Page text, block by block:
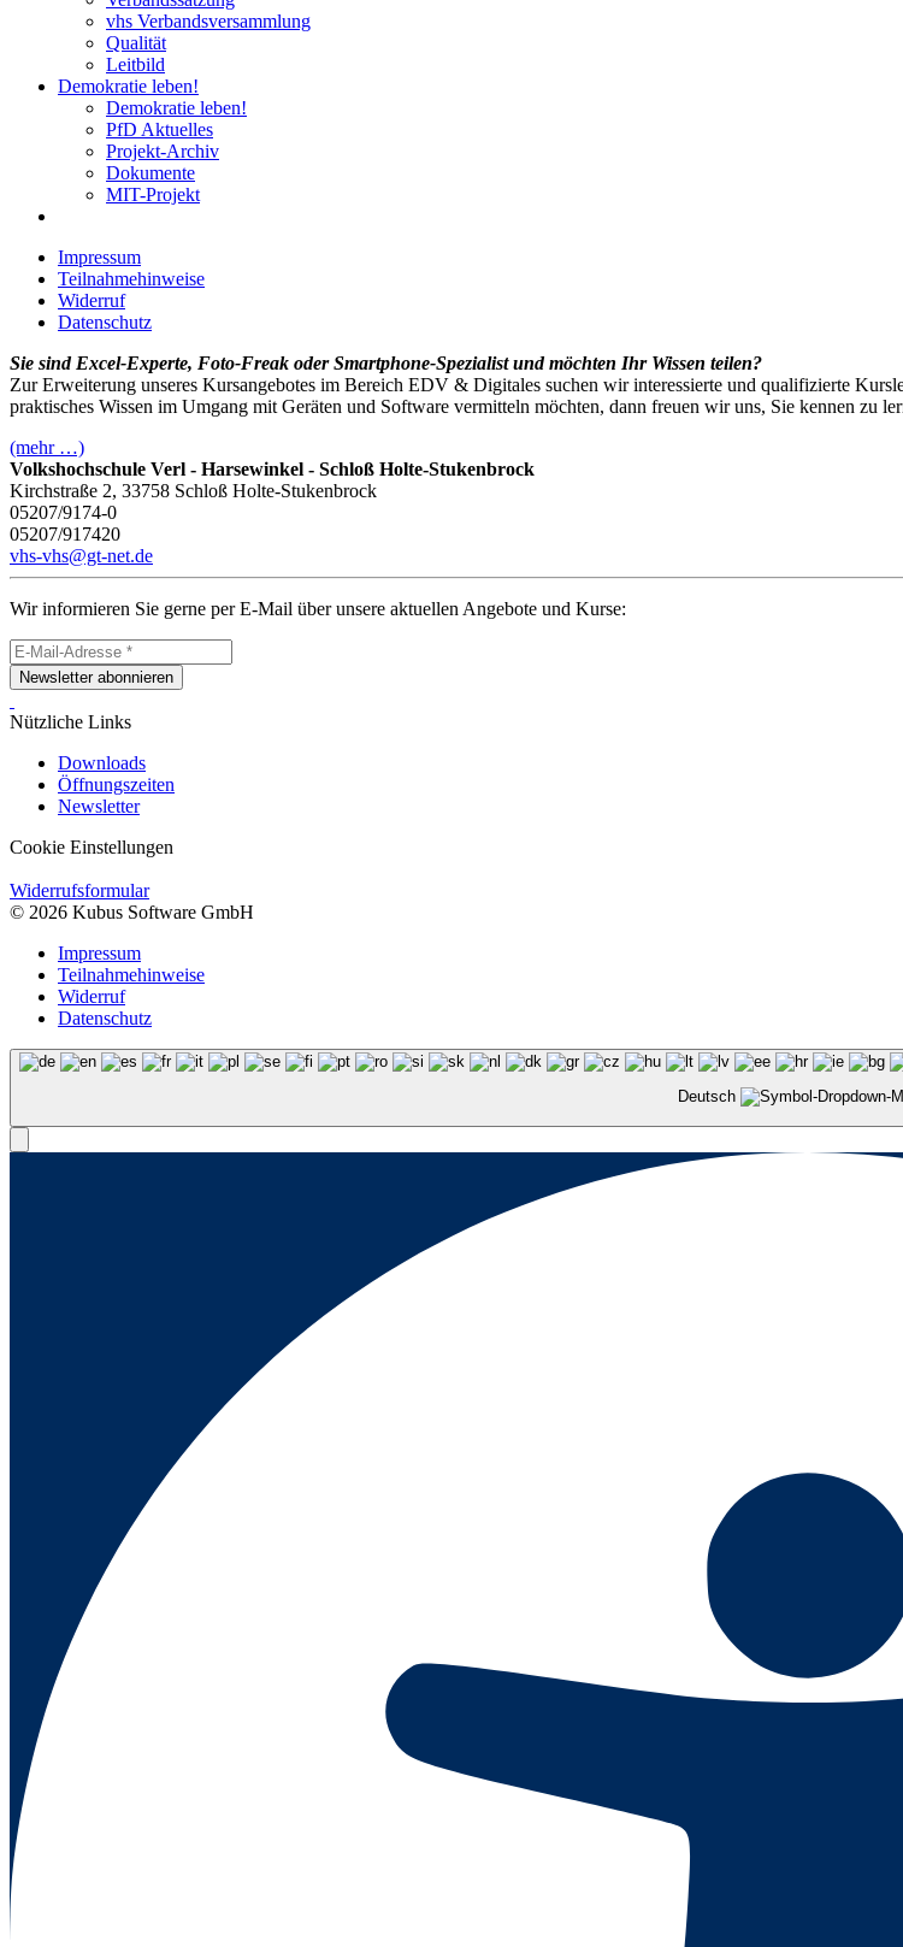
vhs Verbandsversammlung
Qualität
Leitbild
Demokratie leben!
Demokratie leben!
PfD Aktuelles
Projekt-Archiv
Dokumente
MIT-Projekt
Impressum
Teilnahmehinweise
Widerruf
Datenschutz
Sie sind Excel-Experte, Foto-Freak oder Smartphone-Spezialist und möchten Ihr Wissen teilen?
Zur Erweiterung unseres Kursangebotes im Bereich EDV & Digitales suchen wir interessierte und qualifizierte
praktisches Wissen im Umgang mit Geräten und Software vermitteln möchten, dann freuen wir uns, Sie kennen zu
(mehr …)
Volkshochschule Verl - Harsewinkel - Schloß Holte-Stukenbrock
Kirchstraße 2, 33758 Schloß Holte-Stukenbrock
05207/9174-0
05207/917420
vhs-vhs@gt-net.de
Wir informieren Sie gerne per E-Mail über unsere aktuellen Angebote und Kurse:
Newsletter abonnieren
Nützliche Links
Downloads
Öffnungszeiten
Newsletter
Cookie Einstellungen
Widerrufsformular
© 2026 Kubus Software GmbH
Impressum
Teilnahmehinweise
Widerruf
Datenschutz
Deutsch